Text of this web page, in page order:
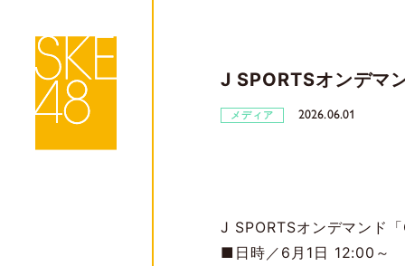
J SPORTSオンデマ
メディア 2026.06.01
J SPORTSオンデマンド
■日時／6月1日 12:00～